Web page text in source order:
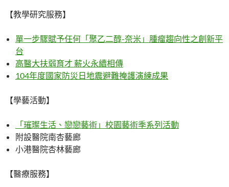
【教學研究服務】
單一步驟賦予任何「聚乙二醇-奈米」腫瘤趨向性之創新平
台
高醫大扶弱育才 薪火永續相傳
104年度國家防災日地震避難掩護演練成果
【學藝活動】
「璀璨生活、戀戀藝術」校園藝術季系列活動
附設醫院南杏藝廊
小港醫院杏林藝廊
【醫療服務】